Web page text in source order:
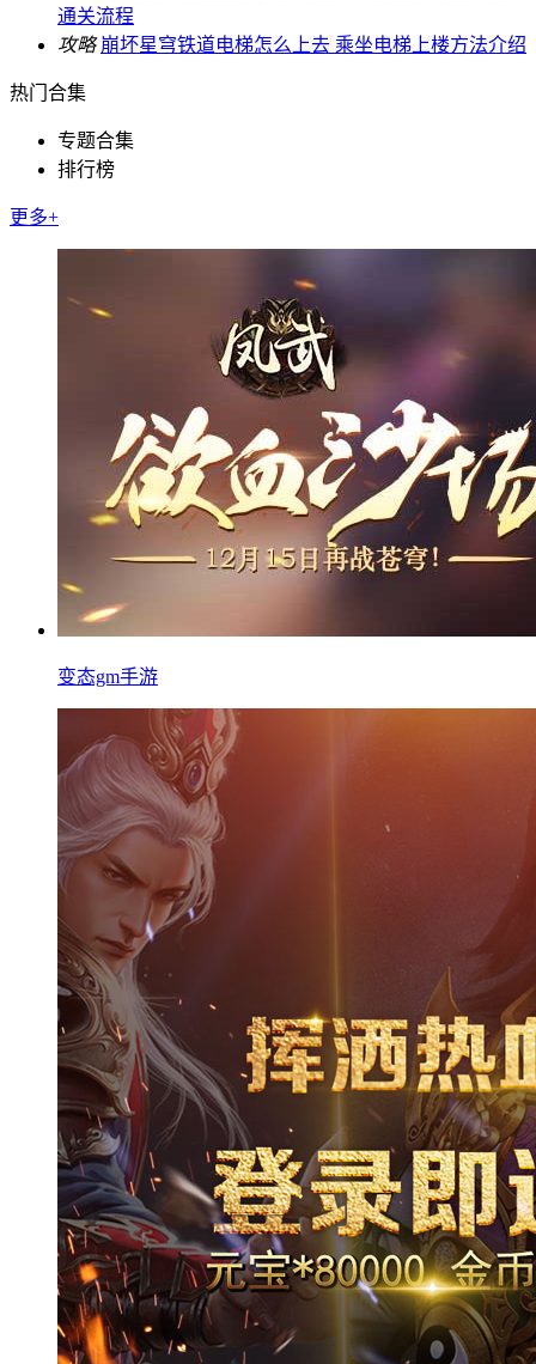
通关流程
攻略 崩坏星穹铁道电梯怎么上去 乘坐电梯上楼方法介绍
热门合集
专题合集
排行榜
更多+
变态gm手游